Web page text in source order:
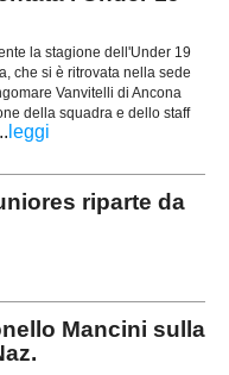
la stagione dell'Under 19
che si è ritrovata nella sede
Vanvitelli di Ancona
della squadra e dello staff
leggi
riparte da
Mancini sulla